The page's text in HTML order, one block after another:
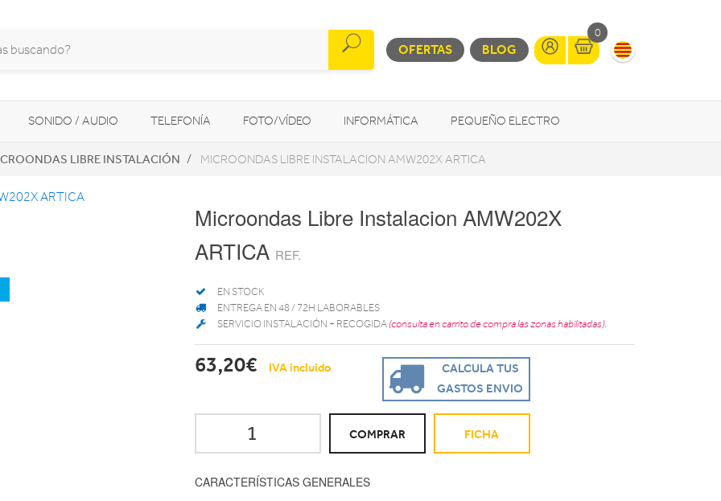
OFERTAS BLOG
0
SONIDO / AUDIO TELEFONÍA FOTO/VÍDEO INFORMÁTICA PEQUEÑO ELECTRO
MOVILIDAD URBANA NAVEGADORES GPS CONSOLAS OTROS
LIBRE INSTALACIÓN MICROONDAS LIBRE INSTALACION AMW202X ARTICA
Microondas Libre Instalacion AMW202X
ARTICA REF.
EN STOCK
ENTREGA EN 48 / 72H LABORABLES
SERVICIO INSTALACIÓN + RECOGIDA (consulta en carrito de compra las zonas habilitadas).
63,20€ IVA incluido
CALCULA TUS
GASTOS ENVIO
COMPRAR FICHA
CARACTERÍSTICAS GENERALES